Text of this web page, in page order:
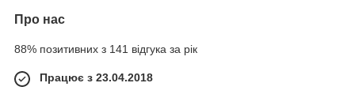
Про нас
88% позитивних з 141 відгука за рік
Працює з 23.04.2018